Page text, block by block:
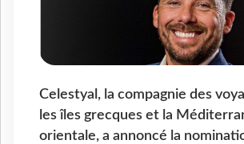
Celestyal, la compagnie des
les îles grecques et la
orientale, a annoncé la